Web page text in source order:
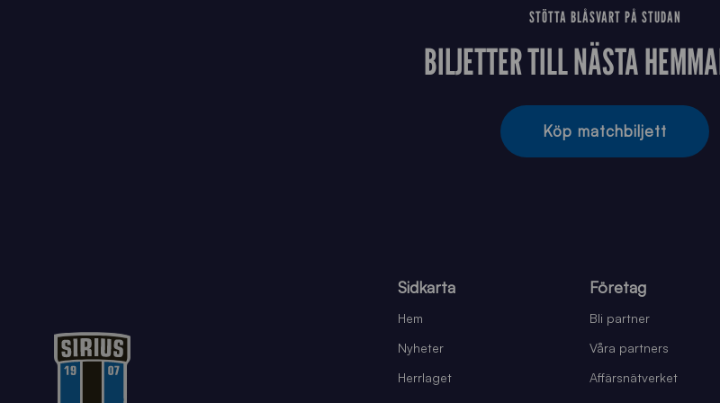
STÖTTA BLÅSVART PÅ STUDAN
BILJETTER TILL NÄSTA
Köp matchbiljett
Sidkarta
Hem
Nyheter
Herrlaget
Företag
Bli partner
Våra partners
Affärsnätverket